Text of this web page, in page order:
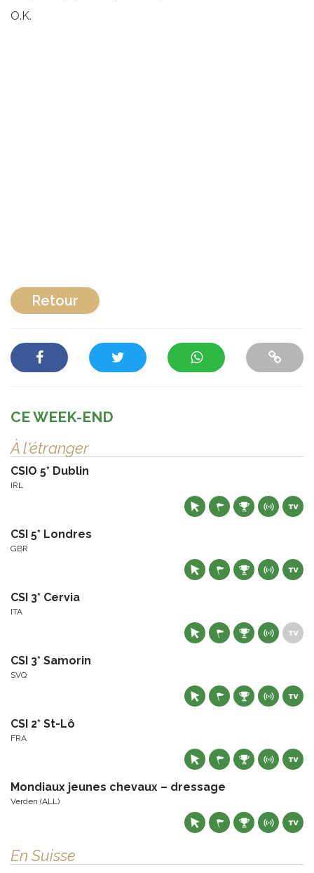
O.K.
Retour
CE WEEK-END
À l'étranger
CSIO 5* Dublin
IRL
CSI 5* Londres
GBR
CSI 3* Cervia
ITA
CSI 3* Samorin
SVQ
CSI 2* St-Lô
FRA
Mondiaux jeunes chevaux – dressage
Verden (ALL)
En Suisse